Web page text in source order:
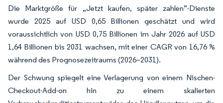
Die Marktgröße für „Jetzt kaufen, später zahlen”-Dienste
wurde 2025 auf USD 0,65 Billionen geschätzt und wird
voraussichtlich von USD 0,75 Billionen im Jahr 2026 auf USD
1,64 Billionen bis 2031 wachsen, mit einer CAGR von 16,76 %
während des Prognosezeitraums (2026–2031).
Der Schwung spiegelt eine Verlagerung von einem Nischen-
Checkout-Add-on hin zu einem skalierten